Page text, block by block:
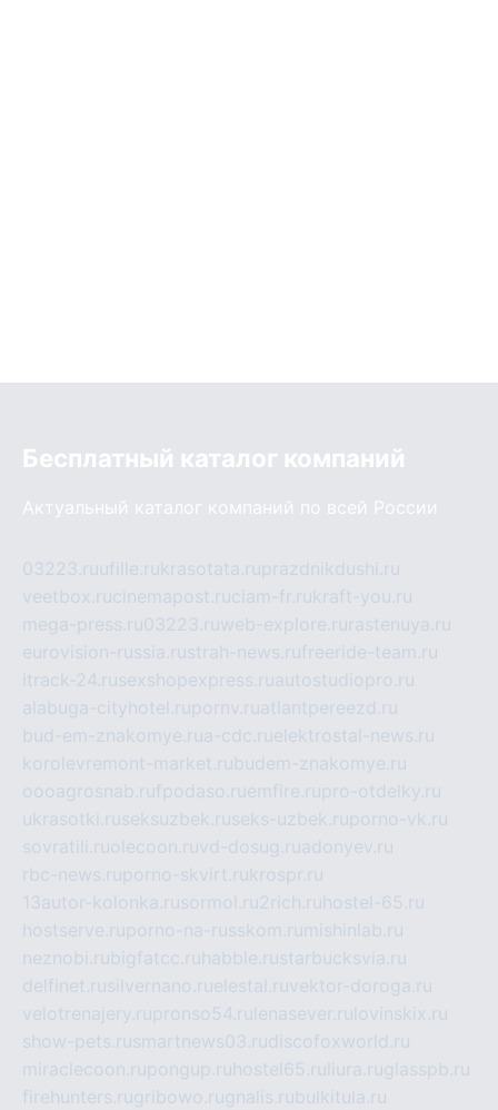
Бесплатный каталог компаний
Актуальный каталог компаний по всей России
03223.ruufille.rukrasotata.ruprazdnikdushi.ru
veetbox.rucinemapost.ruciam-fr.rukraft-you.ru
mega-press.ru03223.ruweb-explore.ru rastenuya.ru
eurovision-russia.rustrah-news.rufreeride-team.ru
itrack-24.rusexshopexpress.ruautostudiopro.ru
alabuga-cityhotel.rupornv.ruatlantpereezd.ru
bud-em-znakomye.rua-cdc.ruelektrostal-news.ru
korolevremont-market.rubudem-znakomye.ru
oooagrosnab.rufpodaso.ruemfire.rupro-otdelky.ru
ukrasotki.ruseksuzbek.ruseks-uzbek.ruporno-vk.ru
sovratili.ruolecoon.ruvd-dosug.ruadonyev.ru
rbc-news.ruporno-skvirt.rukrospr.ru
13autor-kolonka.rusormol.ru2rich.ru hostel-65.ru
hostserve.ruporno-na-russkom.ru mishinlab.ru
neznobi.rubigfatcc.ru habble.rustarbucksvia.ru
delfinet.rusilvernano.ruelestal.ruvektor-doroga.ru
velotrenajery.rupronso54.ru lenasever.ru lovinskix.ru
show-pets.rusmartnews03.rudiscofoxworld.ru
miraclecoon.rupongup.ru hostel65.ru liura.ruglasspb.ru
firehunters.rugribowo.rugnalis.rubulkitula.ru